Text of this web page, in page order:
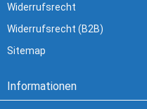
Widerrufsrecht
Widerrufsrecht (B2B)
Sitemap
Informationen